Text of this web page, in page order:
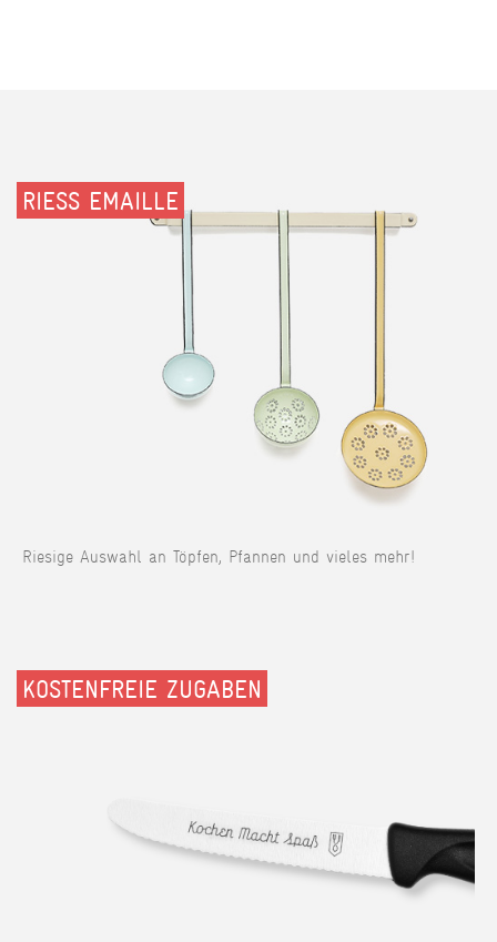
RIESS EMAILLE
Riesige Auswahl an Töpfen, Pfannen und vieles mehr!
KOSTENFREIE ZUGABEN